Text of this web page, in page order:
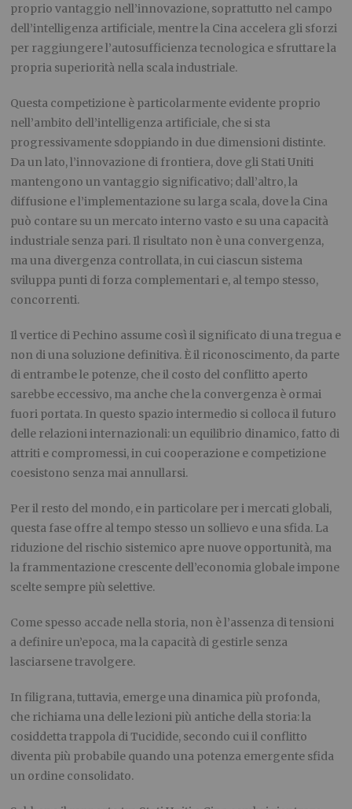
proprio vantaggio nell’innovazione, soprattutto nel campo
dell’intelligenza artificiale, mentre la Cina accelera gli sforzi
per raggiungere l’autosufficienza tecnologica e sfruttare la
propria superiorità nella scala industriale.
Questa competizione è particolarmente evidente proprio
nell’ambito dell’intelligenza artificiale, che si sta
progressivamente sdoppiando in due dimensioni distinte.
Da un lato, l’innovazione di frontiera, dove gli Stati Uniti
mantengono un vantaggio significativo; dall’altro, la
diffusione e l’implementazione su larga scala, dove la Cina
può contare su un mercato interno vasto e su una capacità
industriale senza pari. Il risultato non è una convergenza,
ma una divergenza controllata, in cui ciascun sistema
sviluppa punti di forza complementari e, al tempo stesso,
concorrenti.
Il vertice di Pechino assume così il significato di una tregua e
non di una soluzione definitiva. È il riconoscimento, da parte
di entrambe le potenze, che il costo del conflitto aperto
sarebbe eccessivo, ma anche che la convergenza è ormai
fuori portata. In questo spazio intermedio si colloca il futuro
delle relazioni internazionali: un equilibrio dinamico, fatto di
attriti e compromessi, in cui cooperazione e competizione
coesistono senza mai annullarsi.
Per il resto del mondo, e in particolare per i mercati globali,
questa fase offre al tempo stesso un sollievo e una sfida. La
riduzione del rischio sistemico apre nuove opportunità, ma
la frammentazione crescente dell’economia globale impone
scelte sempre più selettive.
Come spesso accade nella storia, non è l’assenza di tensioni
a definire un’epoca, ma la capacità di gestirle senza
lasciarsene travolgere.
In filigrana, tuttavia, emerge una dinamica più profonda,
che richiama una delle lezioni più antiche della storia: la
cosiddetta trappola di Tucidide, secondo cui il conflitto
diventa più probabile quando una potenza emergente sfida
un ordine consolidato.